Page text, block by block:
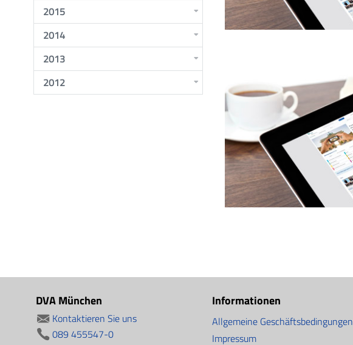
2015
2014
2013
2012
DVA München
Kontaktieren Sie uns
089 455547-0
Informationen
Allgemeine Geschäftsbedingungen
Impressum